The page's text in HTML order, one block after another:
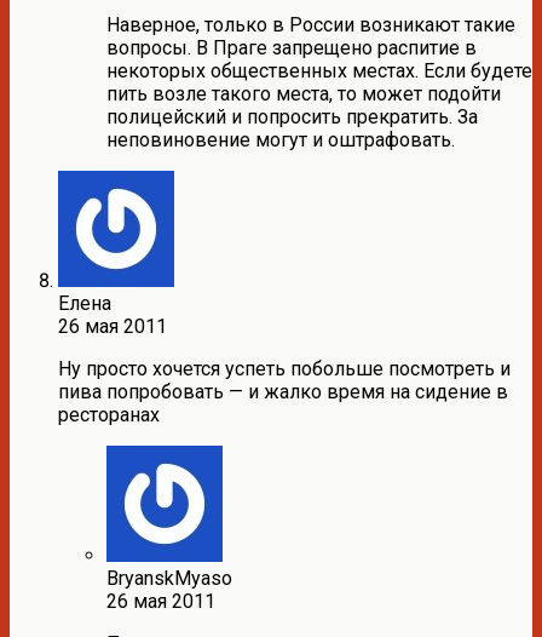
Наверное, только в России возникают такие
вопросы. В Праге запрещено распитие в
некоторых общественных местах. Если будете
пить возле такого места, то может подойти
полицейский и попросить прекратить. За
неповиновение могут и оштрафовать.
Елена
26 мая 2011
Ну просто хочется успеть побольше посмотреть и
пива попробовать — и жалко время на сидение в
ресторанах
BryanskMyaso
26 мая 2011